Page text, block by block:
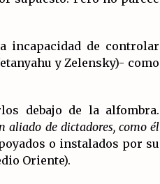
incapacidad de controlar
y Zelensky)- como
debajo de la alfombra.
aliado de dictadores, como él
o instalados por su
Oriente).